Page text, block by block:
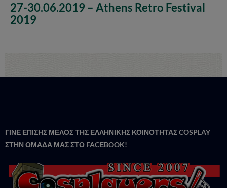
27-30.06.2019 – Athens Retro Festival
2019
ΓΙΝΕ ΕΠΙΣΗΣ ΜΕΛΟΣ ΤΗΣ ΕΛΛΗΝΙΚΗΣ ΚΟΙΝΟΤΗΤΑΣ COSPLAY
ΣΤΗΝ ΟΜΑΔΑ ΜΑΣ ΣΤΟ FACΕBOOK!